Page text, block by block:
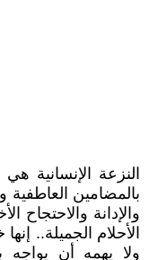
النزعة
بالمضامين العاطفية
والإدانة والاحتجاح
الأحلام الجميلة..
ولا يهمه أن يواجه